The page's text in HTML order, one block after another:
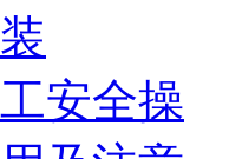
安全操